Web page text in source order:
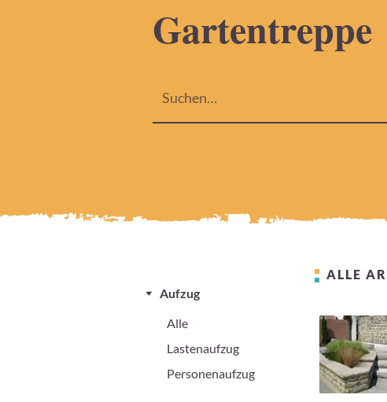
Gartentreppe
Aufzug
Alle
Lastenaufzug
Personenaufzug
ALLE